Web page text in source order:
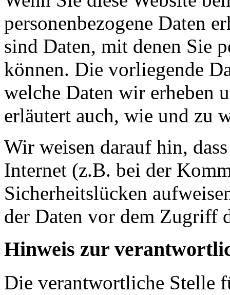
personenbezogene Daten
sind Daten, mit denen Sie
können. Die vorliegende
welche Daten wir erheben
erläutert auch, wie und zu
Wir weisen darauf hin,
Internet (z.B. bei der
Sicherheitslücken
der Daten vor dem Zugriff
Hinweis zur
Die verantwortliche Stelle